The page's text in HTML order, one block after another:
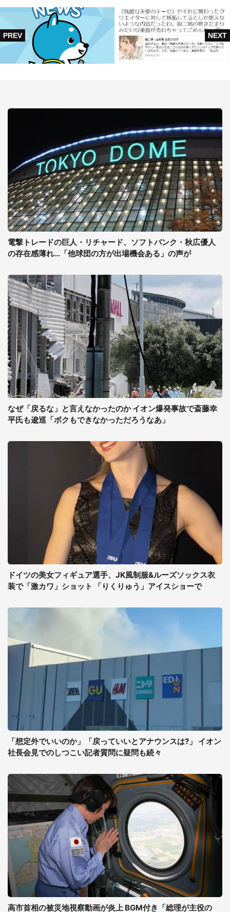
電撃トレードの巨人・リチャード、ソフトバンク・秋広優人
の存在感薄れ...「他球団の方が出場機会ある」の声が
なぜ「戻るな」と言えなかったのか イオン爆発事故で斎藤幸
平氏も逡巡「ボクもできなかっただろうなあ」
ドイツの美女フィギュア選手、JK風制服&ルーズソックス衣
装で「激カワ」ショット 「りくりゅう」アイスショーで
「想定外でいいのか」「戻っていいとアナウンスは?」 イオン
社長会見でのしつこい記者質問に疑問も続々
高市首相の被災地視察動画が炎上 BGM付き「総理が主役の